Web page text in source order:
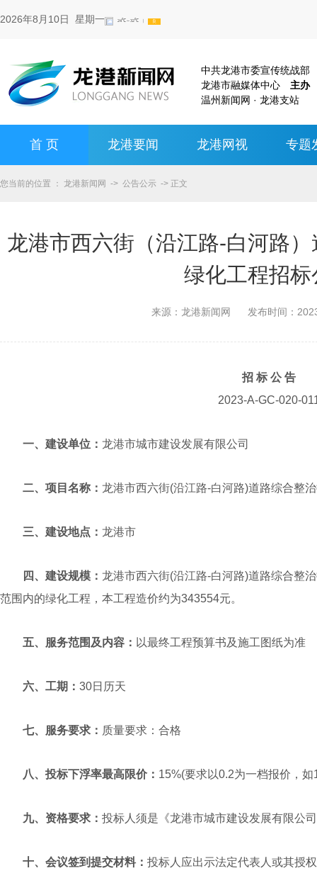
2026年8月10日 星期一
中共龙港市委宣传统战
龙港市融媒体中心 主办
温州新闻网 · 龙港支站
首 页 龙港要闻 龙港网视 专题
您当前的位置 ： 龙港新闻网 -> 公告公示 -> 正文
龙港市西六街（沿江路-白河路
绿化工程招标
来源： 龙港新闻网 发布时间：
招 标 公 告
2023-A-GC-020-
一、建设单位： 龙港市城市建设发展有限公司
二、项目名称： 龙港市西六街(沿江路-白河路)道路综合整
三、建设地点： 龙港市
四、建设规模： 龙港市西六街(沿江路-白河路)道路综合整
范围内的绿化工程，本工程造价约为343554元。
五、服务范围及内容： 以最终工程预算书及施工图纸为准
六、工期： 30日历天
七、服务要求： 质量要求：合格
八、投标下浮率最高限价： 15%(要求以0.2为一档报价，
九、资格要求： 投标人须是《龙港市城市建设发展有限公
十、会议签到提交材料： 投标人应出示法定代表人或其授